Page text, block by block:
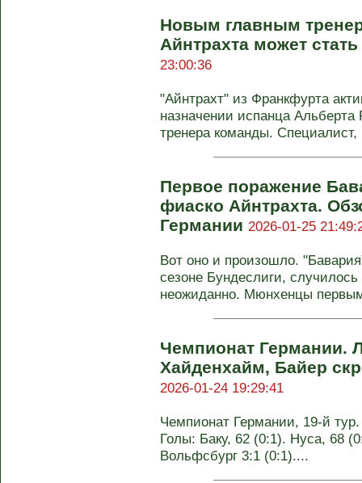
Новым главным
Айнтрахта может
23:00:36
"Айнтрахт" из Франкфурта
назначении испанца Альберта
тренера команды.
Первое поражение
фиаско Айнтрахта.
Германии 2026-01-25
Вот оно и произошло.
сезоне Бундеслиги,
неожиданно. Мюнхенцы
Чемпионат Германии.
Хайденхайм, Байер
2026-01-24 19:29:41
Чемпионат Германии, 19-й
Голы: Баку, 62 (0:1). Нуса, 68
Вольфсбург 3:1 (0:1)....